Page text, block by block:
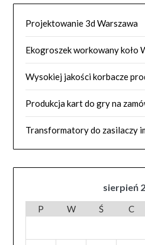
Projektowanie 3d Warszawa
Ekogroszek workowany koło
Wysokiej jakości korbacze
Produkcja kart do gry na
Transformatory do zasilaczy
sierpień
P W Ś C